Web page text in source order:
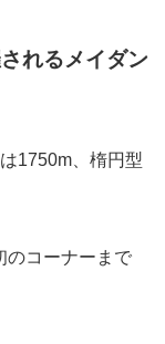
れるメイダン
1750m、楕円型
のコーナーまで